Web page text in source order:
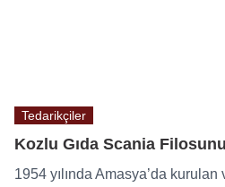
Tedarikçiler
Kozlu Gıda Scania
1954 yılında Amasya’da kurulan